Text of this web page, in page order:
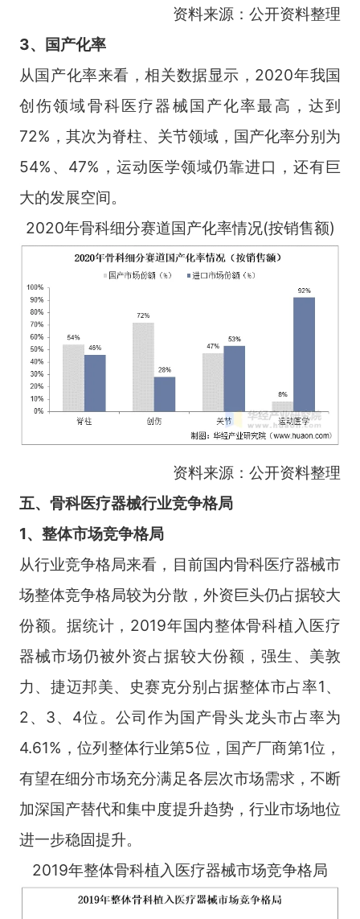
资料来源：公开资料整理
3、国产化率
从国产化率来看，相关数据显示，2020年我国
创伤领域骨科医疗器械国产化率最高，达到
72%，其次为脊柱、关节领域，国产化率分别为
54%、47%，运动医学领域仍靠进口，还有巨
大的发展空间。
2020年骨科细分赛道国产化率情况(按销售额)
资料来源：公开资料整理
五、骨科医疗器械行业竞争格局
1、整体市场竞争格局
从行业竞争格局来看，目前国内骨科医疗器械市
场整体竞争格局较为分散，外资巨头仍占据较大
份额。据统计，2019年国内整体骨科植入医疗
器械市场仍被外资占据较大份额，强生、美敦
力、捷迈邦美、史赛克分别占据整体市占率1、
2、3、4位。公司作为国产骨头龙头市占率为
4.61%，位列整体行业第5位，国产厂商第1位，
有望在细分市场充分满足各层次市场需求，不断
加深国产替代和集中度提升趋势，行业市场地位
进一步稳固提升。
2019年整体骨科植入医疗器械市场竞争格局